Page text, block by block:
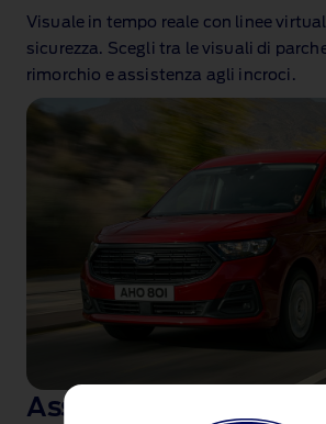
Visuale in tempo reale con linee
sicurezza. Scegli tra le visuali di
rimorchio e assistenza agli incroci.
Assistenza alla guida